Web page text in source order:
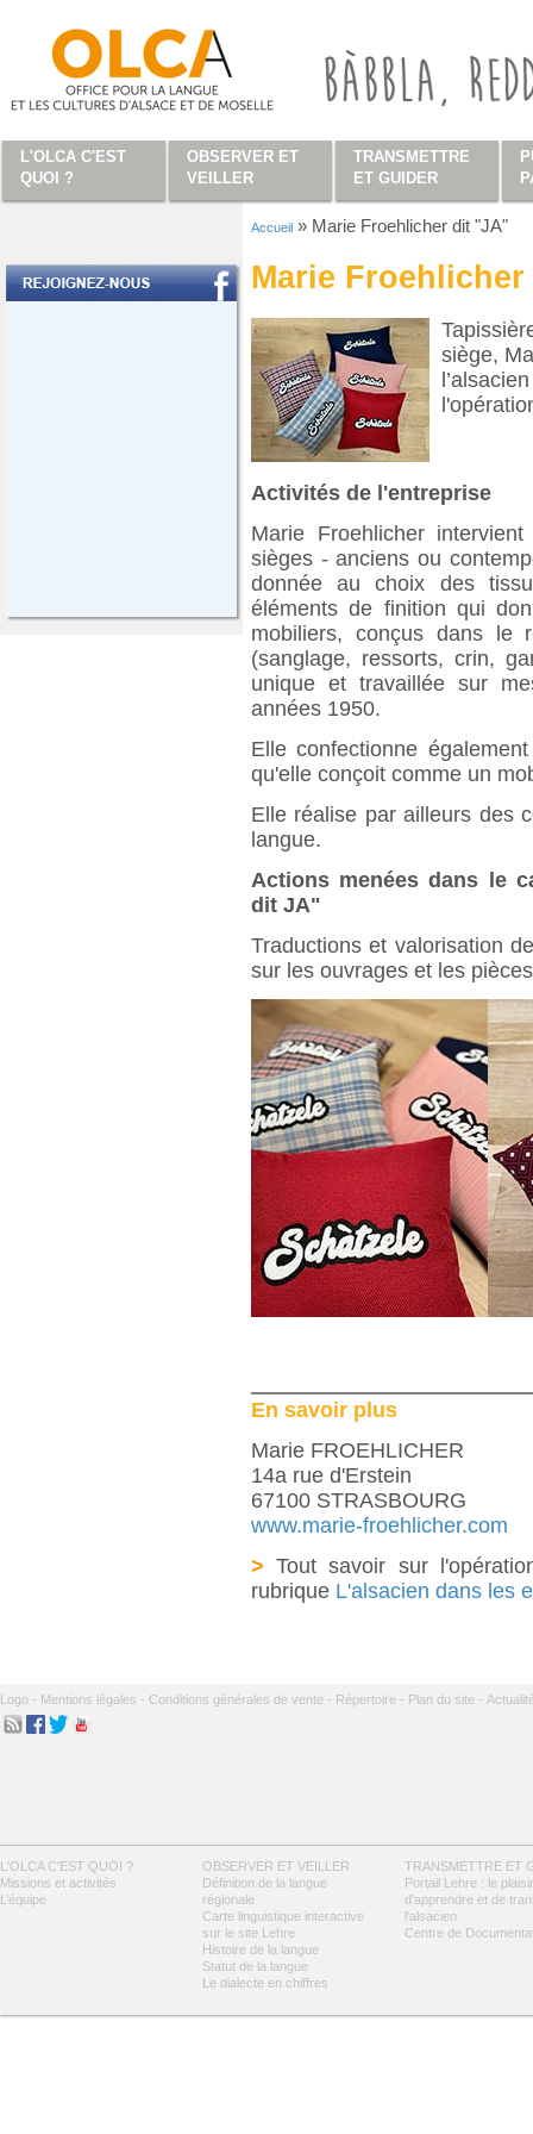
Accueil » Marie Froehlicher dit "JA"
Marie
siège,
Activités de l'entreprise
Marie Froehlicher
sièges - anciens ou
donnée au choix des
éléments de finition qui
mobiliers, conçus dans le
(sanglage, ressorts, crin,
unique et travaillée sur
années 1950.
Elle confectionne
qu'elle conçoit comme un
Elle réalise par ailleurs des
langue.
Actions menées dans le
dit JA"
Traductions et valorisation
sur les ouvrages et les
En savoir plus
Marie FROEHLICHER
14a rue d'Erstein
67100 STRASBOURG
www.marie-froehlicher.com
> Tout savoir sur
rubrique L'alsacien dans les
Logo - Mentions légales - Conditions générales de vente - Répertoire - Plan du site -
L'OLCA C'EST QUOI ?
Missions et activités
L’équipe
OBSERVER ET VEILLER
Définition de la langue
régionale
Carte linguistique interactive
sur le site Lehre
Histoire de la langue
Statut de la langue
Le dialecte en chiffres
TRANSMETTRE ET
Portail Lehre : le plaisir
d’apprendre et de
l’alsacien
Centre de
L'OLCA C'EST
QUOI ?
OBSERVER ET
VEILLER
TRANSMETTRE
ET GUIDER